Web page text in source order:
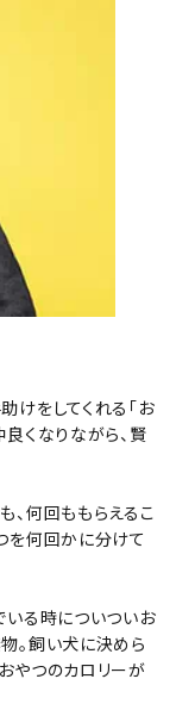
けをしてくれる「お
くなりながら、賢
、何回ももらえるこ
を何回かに分けて
いる時についついお
。飼い犬に決めら
やつのカロリーが